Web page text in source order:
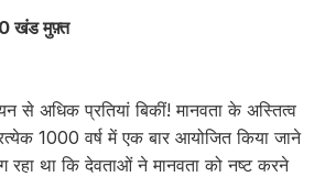
खंड मुफ़्त
से अधिक प्रतियां बिकीं! मानवता के अस्तित्व
1000 वर्ष में एक बार आयोजित किया जाने
रहा था कि देवताओं ने मानवता को नष्ट करने